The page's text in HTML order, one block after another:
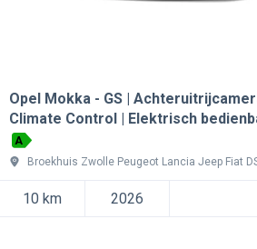
Opel Mokka
GS |
Climate Control | Elektrisch
A
Broekhuis Zwolle Peugeot Lancia Jeep Fiat
10 km 2026